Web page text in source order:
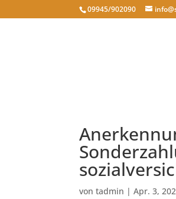
09945/902090
vontadmin |Apr. 3,